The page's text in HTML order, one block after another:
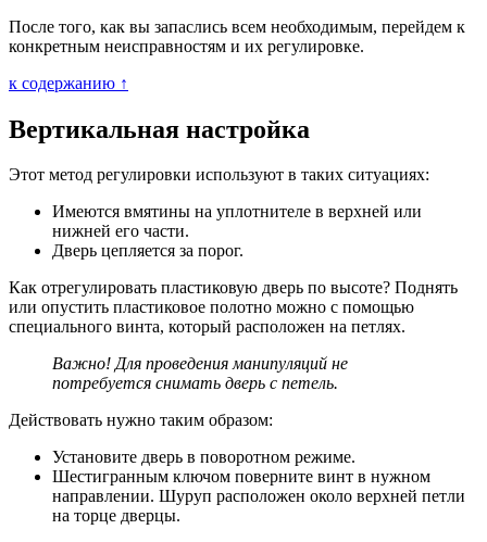
После того, как вы запаслись всем необходимым, перейдем к
конкретным неисправностям и их регулировке.
к содержанию ↑
Вертикальная настройка
Этот метод регулировки используют в таких ситуациях:
Имеются вмятины на уплотнителе в верхней или
нижней его части.
Дверь цепляется за порог.
Как отрегулировать пластиковую дверь по высоте? Поднять
или опустить пластиковое полотно можно с помощью
специального винта, который расположен на петлях.
Важно! Для проведения манипуляций не
потребуется снимать дверь с петель.
Действовать нужно таким образом:
Установите дверь в поворотном режиме.
Шестигранным ключом поверните винт в нужном
направлении. Шуруп расположен около верхней петли
на торце дверцы.